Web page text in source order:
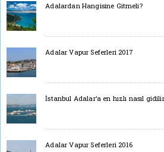
Adalardan Hangisine Gitmeli?
Adalar Vapur Seferleri 2017
İstanbul Adalar’a en hızlı nasıl
Adalar Vapur Seferleri 2016